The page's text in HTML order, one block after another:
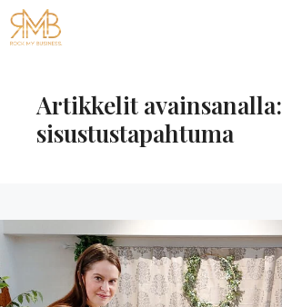
Siirry
sisältöön
Artikkelit avainsanalla:
sisustustapahtuma